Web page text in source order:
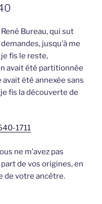
Bureau, qui sut
jusqu’à me
fis le reste,
avait été partitionnée
avait été annexée sans
fis la découverte de
1711
ne m’avez pas
de vos origines, en
de votre ancêtre.